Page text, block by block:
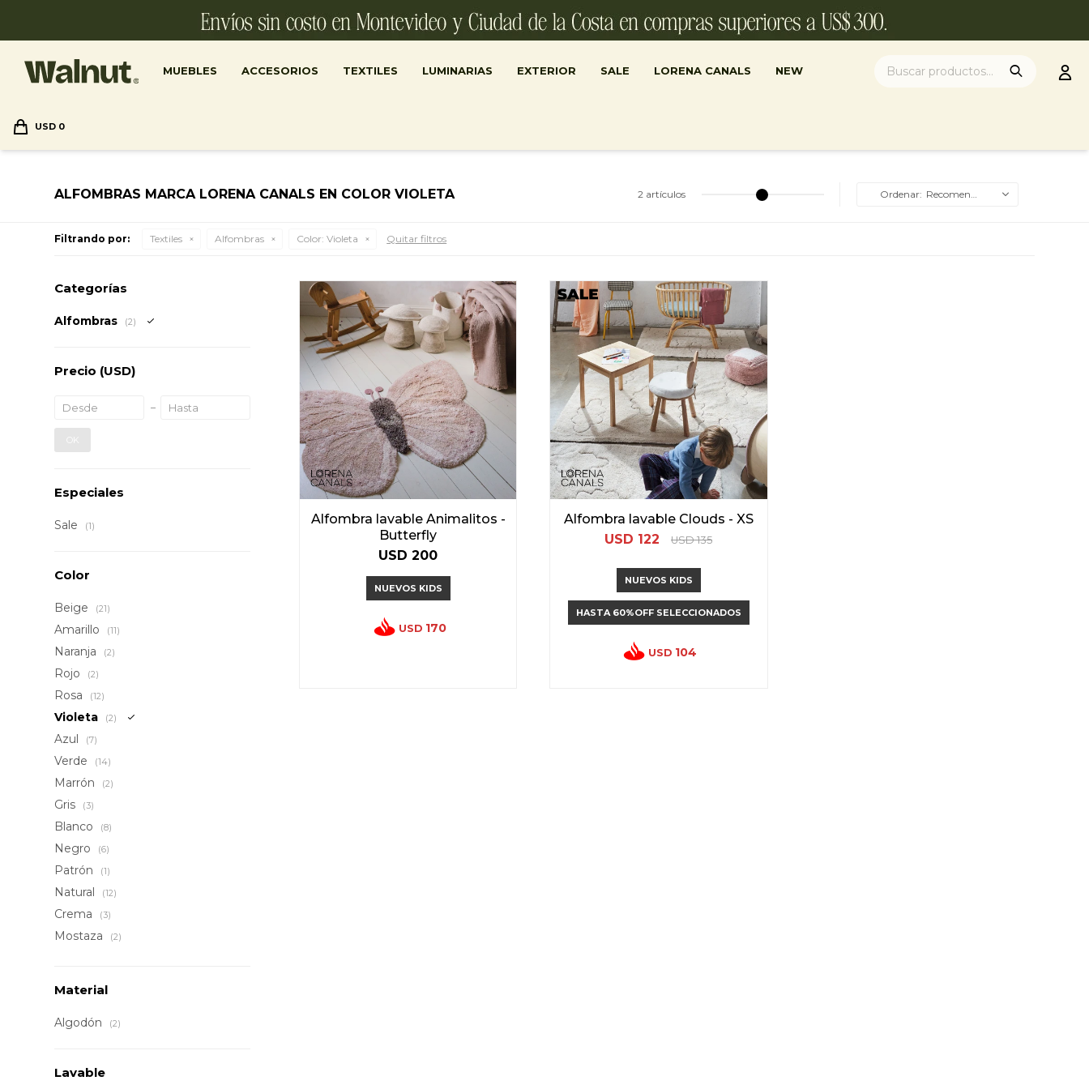
MUEBLES ACCESORIOS TEXTILES LUMINARIAS EXTERIOR SALE LORENA CANALS NEW
USD 0
ALFOMBRAS MARCA LORENA CANALS EN COLOR VIOLETA 2 artículos Recomendados
Filtrando por: Textiles Alfombras Color: Violeta Quitar filtros
Alfombra lavable Animalitos -
Butterfly
USD 200
NUEVOS KIDS
USD 170
Alfombra lavable Clouds - XS
USD 122 USD 135
NUEVOS KIDS
HASTA 60%OFF SELECCIONADOS
USD 104
Categorías
Alfombras (2)
Precio (USD)
OK
Especiales
Sale (1)
Color
Beige (21)
Amarillo (11)
Naranja (2)
Rojo (2)
Rosa (12)
Violeta (2)
Azul (7)
Verde (14)
Marrón (2)
Gris (3)
Blanco (8)
Negro (6)
Patrón (1)
Natural (12)
Crema (3)
Mostaza (2)
Material
Algodón (2)
Lavable